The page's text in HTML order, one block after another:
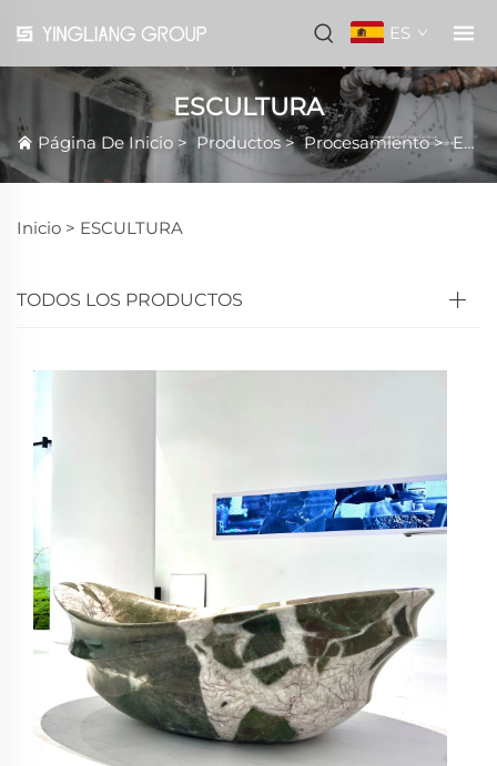
ES
ESCULTURA
Página De Inicio >Productos>Procesamiento>ESCULTURA
Inicio > ESCULTURA
TODOS LOS PRODUCTOS